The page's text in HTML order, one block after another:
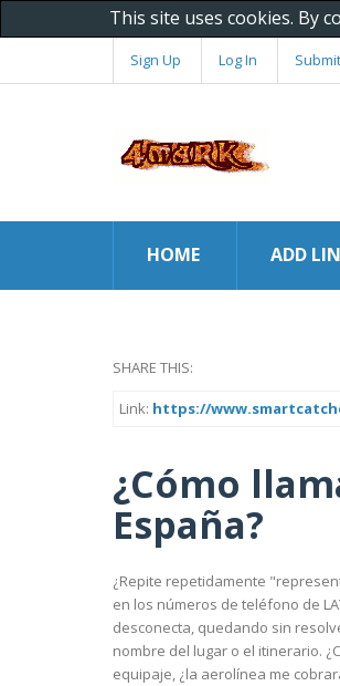
This site uses cookies. By
Sign Up Log In
HOME ADD
SHARE THIS:
Link: https://
¿Cómo
España?
¿Repite repetidamente
en los números de teléfono de
desconecta, quedando sin
nombre del lugar o el itinerario.
equipaje, ¿la aerolínea me